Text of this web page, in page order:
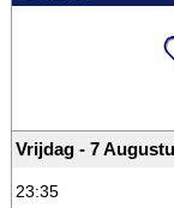
Vrijdag - 7
23:35